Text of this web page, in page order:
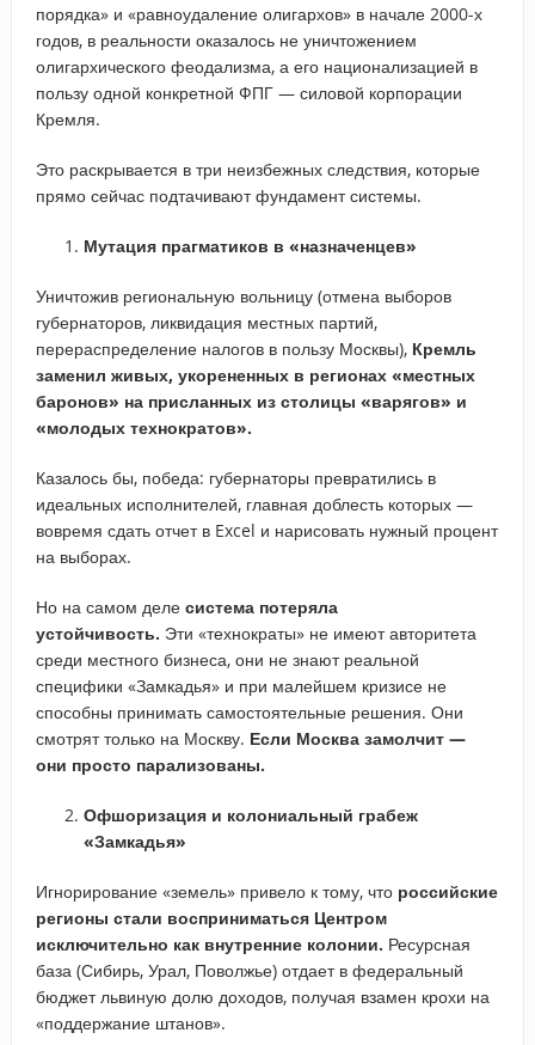
порядка» и «равноудаление олигархов» в начале 2000-х
годов, в реальности оказалось не уничтожением
олигархического феодализма, а его национализацией в
пользу одной конкретной ФПГ — силовой корпорации
Кремля.
Это раскрывается в три неизбежных следствия, которые
прямо сейчас подтачивают фундамент системы.
Мутация прагматиков в «назначенцев»
Уничтожив региональную вольницу (отмена выборов
губернаторов, ликвидация местных партий,
перераспределение налогов в пользу Москвы),Кремль
заменил живых, укорененных в регионах «местных
баронов» на присланных из столицы «варягов» и
«молодых технократов».
Казалось бы, победа: губернаторы превратились в
идеальных исполнителей, главная доблесть которых —
вовремя сдать отчет в Excel и нарисовать нужный процент
на выборах.
Но на самом деле система потеряла
устойчивость. Эти «технократы» не имеют авторитета
среди местного бизнеса, они не знают реальной
специфики «Замкадья» и при малейшем кризисе не
способны принимать самостоятельные решения. Они
смотрят только на Москву. Если Москва замолчит —
они просто парализованы.
Офшоризация и колониальный грабеж
«Замкадья»
Игнорирование «земель» привело к тому, чтороссийские
регионы стали восприниматься Центром
исключительно как внутренние колонии. Ресурсная
база (Сибирь, Урал, Поволжье) отдает в федеральный
бюджет львиную долю доходов, получая взамен крохи на
«поддержание штанов».